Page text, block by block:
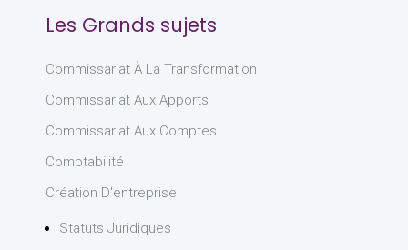
Les Grands sujets
Commissariat À La Transformation
Commissariat Aux Apports
Commissariat Aux Comptes
Comptabilité
Création D'entreprise
Statuts Juridiques